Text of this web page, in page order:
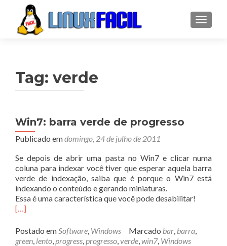
Tag: verde
Win7: barra verde de progresso
Publicado emdomingo, 24 de julho de 2011
Se depois de abrir uma pasta no Win7 e clicar numa
coluna para indexar você tiver que esperar aquela barra
verde de indexação, saiba que é porque o Win7 está
indexando o conteúdo e gerando miniaturas.
Essa é uma característica que você pode desabilitar!
[…]
Postado emSoftware, Windows Marcado bar, barra,
green, lento,progress,progresso,verde,win7, Windows